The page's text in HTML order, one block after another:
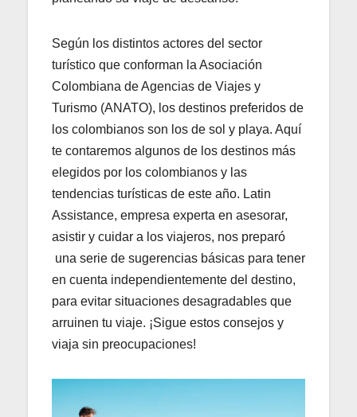
Según los distintos actores del sector
turístico que conforman la Asociación
Colombiana de Agencias de Viajes y
Turismo (ANATO), los destinos preferidos de
los colombianos son los de sol y playa. Aquí
te contaremos algunos de los destinos más
elegidos por los colombianos y las
tendencias turísticas de este año. Latin
Assistance, empresa experta en asesorar,
asistir y cuidar a los viajeros, nos preparó
una serie de sugerencias básicas para tener
en cuenta independientemente del destino,
para evitar situaciones desagradables que
arruinen tu viaje. ¡Sigue estos consejos y
viaja sin preocupaciones!